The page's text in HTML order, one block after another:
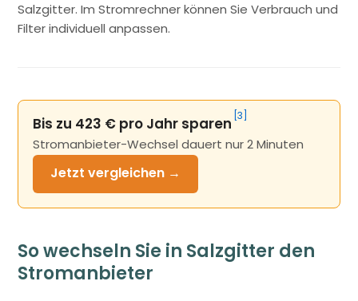
Salzgitter. Im Stromrechner können Sie Verbrauch und
Filter individuell anpassen.
Bis zu 423 € pro Jahr sparen [3]
Stromanbieter-Wechsel dauert nur 2 Minuten
Jetzt vergleichen →
So wechseln Sie in Salzgitter den
Stromanbieter